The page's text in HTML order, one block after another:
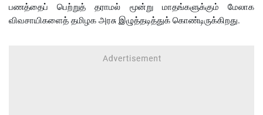
பணத்தைப் பெற்றுத் தராமல் மூன்று மாதங்களுக்கும் மேலாக
விவசாயிகளைத் தமிழக அரசு இழுத்தடித்துக் கொண்டிருக்கிறது.